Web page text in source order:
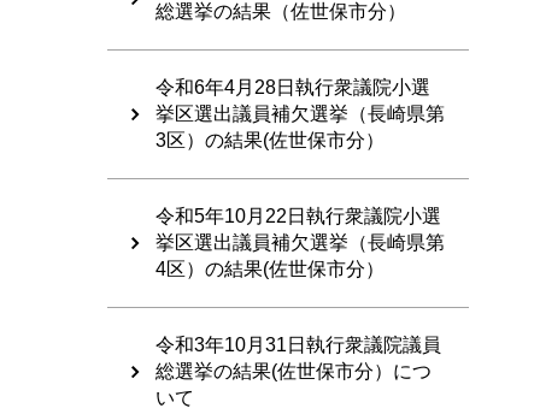
総選挙の結果（佐世保市分）
令和6年4月28日執行衆議院小選
挙区選出議員補欠選挙（長崎県第
3区）の結果(佐世保市分）
令和5年10月22日執行衆議院小選
挙区選出議員補欠選挙（長崎県第
4区）の結果(佐世保市分）
令和3年10月31日執行衆議院議員
総選挙の結果(佐世保市分）につ
いて